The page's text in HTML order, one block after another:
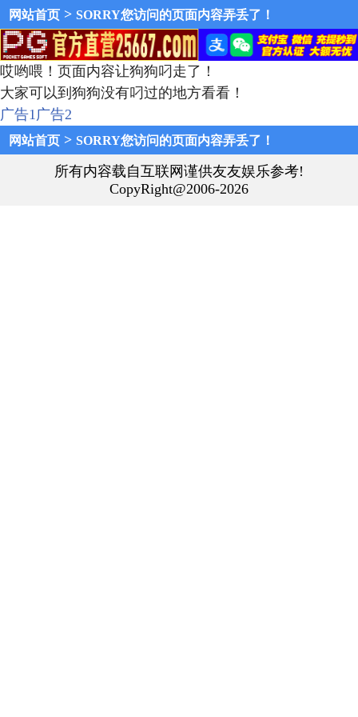
网站首页 > SORRY您访问的页面内容弄丢了！
哎哟喂！页面内容让狗狗叼走了！
大家可以到狗狗没有叼过的地方看看！
广告1广告2
网站首页 > SORRY您访问的页面内容弄丢了！
所有内容载自互联网谨供友友娱乐参考!
CopyRight@2006-2026